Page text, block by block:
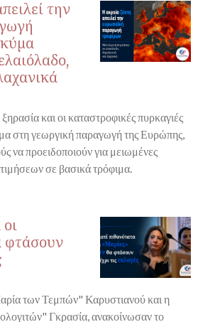
την
και οι καταστροφικές πυρκαγιές
στη γεωργική παραγωγή της Ευρώπης,
να προειδοποιούν για μειωμένες
σε βασικά τρόφιμα.
φτάσουν
των Τεμπών" Καρυστιανού και η
Γκρασία, ανακοίνωσαν το